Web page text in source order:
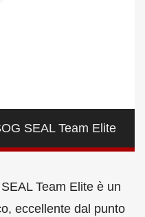
SEAL Team Elite
Team Elite è un
eccellente dal punto